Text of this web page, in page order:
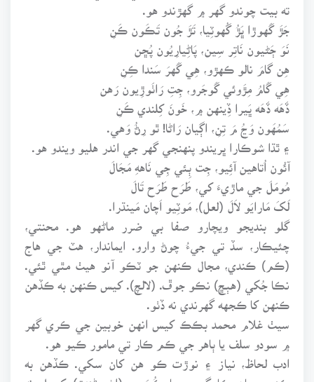
ته بيت چوندو گهر ۾ گهڙندو هو.
جَڙَ گَهوڙا ڀَڙُ گُهوٽِيا، تَڙَ جُون تَڪَون ڪَنِ
نَوَ ڄَڻيون نَاتِر سِين، پَاڻِيارِيُون پُڇن
هِن گامَ نالو ڪهڙو، هِي گَهرَ سَندا ڪِنِ
هِي گَامُ مِڙَوئي گَوجَرو، جِتِ رَاٺَوڙِيون رَهن
ڏَهَه ڏَهَه ڀَيرا ڏِينهن ۾، خَونَ کِلندي ڪَنِ
سَمُهَون وَڃُ مَ تِنِ، اڳيان رَاڻا! ٿو رِڻُ وَهي.
۽ ٿڌا شوڪارا ڀريندو پنهنجي گهر جي اندر هليو ويندو هو.
آئُون اُتاهين آئِيو، جِت ٻِئي جِي نَاههِ مَجَالَ
مُومَلَ جي ماڙيءَ کي، طَرَح طَرَح تَالَ
لَکَ مَارايَو لاَلَ (لعل)، مَوٽِيو اَچان مَينڌرا.
گلو بنديجو ويچارو صفا بي ضرر ماڻهو هو. محنتي،
چئيڪار، سڏ تي جيءُ چوڻ وارو. ايماندار، هٽ جي هاج
(ڪم) ڪندي، مجال ڪنهن جو ٽڪو آنو هيٺ مٿي ٿئي.
نڪا جُکي (هٻڇ) نڪو جوڦ. (لالچ). کيس ڪنهن به ڪڏهن
ڪنهن کا ڪجهه گهرندي نه ڏٺو.
سيٺ غلام محمد بڪڪ کيس انهن خوبين جي ڪري گهر
۾ سودو سلف يا ٻاهر جي ڪم ڪار تي مامور ڪيو هو.
ادب لحاظ، نياز ۽ نوڙت ڪو هن کان سکي. ڪڏهن به
ڪنهن سان ڪا ڳجهي يا ڪُسَري (اڻ وڻندڙ) کيچل نه